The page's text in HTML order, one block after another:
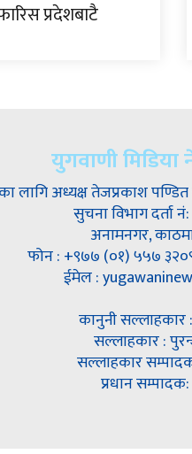
प्रदेशबाटै
युगवाणी मिडिया
लागि अध्यक्ष तेजप्रकाश पण्डित
सुचना विभाग दर्ता
अनामनगर,
फोन : +९७७ (०१) ५५७
ईमेल :
कानुनी सल्लाहकार
सल्लाहकार :
सल्लाहकार
प्रधान सम्पादक: